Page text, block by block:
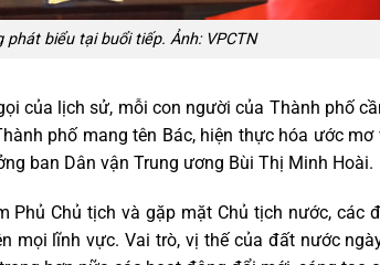
biểu tại buổi tiếp. Ảnh: VPCTN
của lịch sử, mỗi con người của Thành phố
phố mang tên Bác, hiện thực hóa ước
ban Dân vận Trung ương Bùi Thị Minh Hoài.
Chủ tịch và gặp mặt Chủ tịch nước, các
mọi lĩnh vực. Vai trò, vị thế của đất nước